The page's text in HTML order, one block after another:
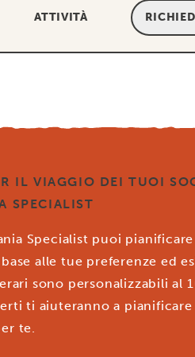
ATTIVITÀ
IL VIAGGIO DEI TUOI
SPECIALIST
Specialist puoi
alle tue preferenze ed
sono personalizzabili al
ti aiuteranno a pianificare
te.